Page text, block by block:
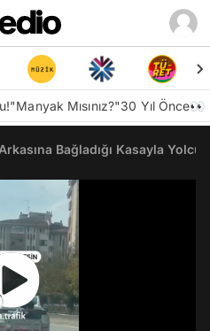
"Manyak Mısınız?"30 Yıl Önce👀
Bağladığı Kasayla